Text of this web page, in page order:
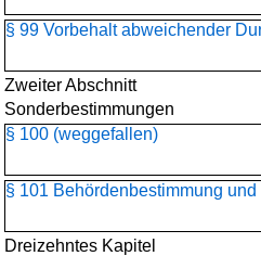
§ 99 Vorbehalt abweichender
Zweiter Abschnitt
Sonderbestimmungen
§ 100 (weggefallen)
§ 101 Behördenbestimmung
Dreizehntes Kapitel